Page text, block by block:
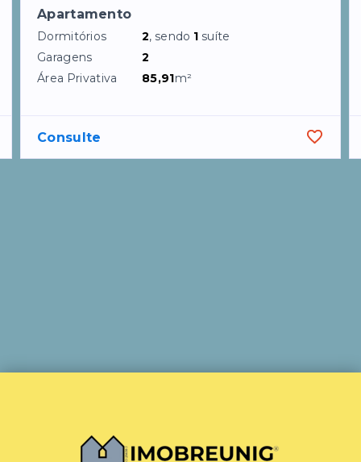
Apartamento
Dormitórios 2, sendo 1 suíte
Garagens
2
Área Privativa
85,91m²
Consulte